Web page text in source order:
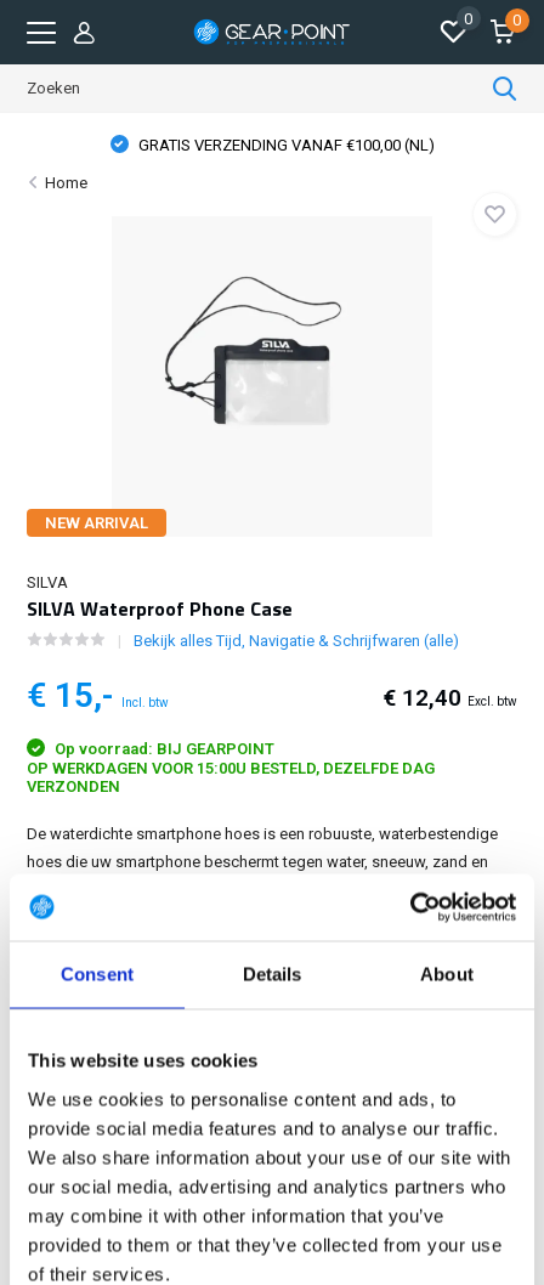
Consent Details About
This website uses cookies
We use cookies to personalise content and ads, to
provide social media features and to analyse our traffic.
We also share information about your use of our site with
our social media, advertising and analytics partners who
may combine it with other information that you’ve
provided to them or that they’ve collected from your use
of their services.
0 0
GRATIS VERZENDING VANAF €100,00 (NL)
Home
NEW ARRIVAL
SILVA
SILVA Waterproof Phone Case
Bekijk alles Tijd, Navigatie & Schrijfwaren (alle)
€ 15,- Incl. btw € 12,40 Excl. btw
Op voorraad: BIJ GEARPOINT
OP WERKDAGEN VOOR 15:00U BESTELD, DEZELFDE DAG
VERZONDEN
De waterdichte smartphone hoes is een robuuste, waterbestendige
hoes die uw smartphone beschermt tegen water, sneeuw, zand en
vuil. Dankzij de transparante, touchscreen-compatibele hoes kunt u
uw smartphone gebruiken zonder deze te verwijderen....Toon meer
GRATIS LEVERING VANAF € 100
350m2 FYSIEKE WINKEL
Productomschrijving
Specificaties